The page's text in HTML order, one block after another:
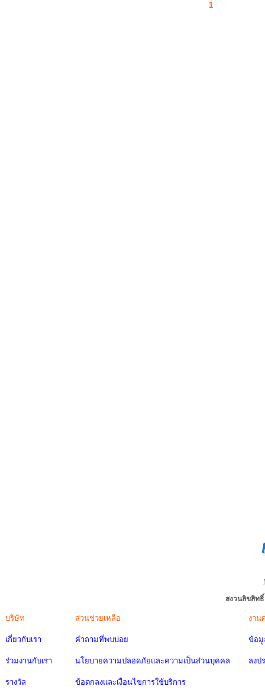
1
สงวนลิขสิท
บริษัท
เกี่ยวกับเรา
ร่วมงานกับเรา
รางวัล
ส่วนช่วยเหลือ
คำถามที่พบบ่อย
นโยบายความปลอดภัยและความเป็นส่วนบุคคล
ข้อตกลงและเงื่อนไขการใช้บริการ
งาน
ข้อมู
ลงป